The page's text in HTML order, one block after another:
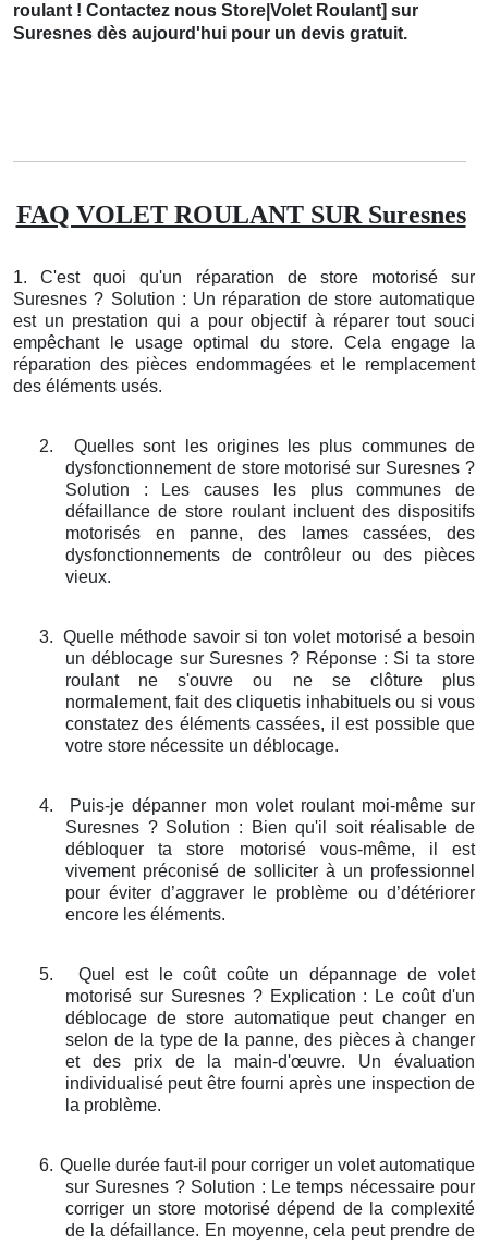
roulant ! Contactez nous Store|Volet Roulant] sur
Suresnes dès aujourd'hui pour un devis gratuit.
FAQ VOLET ROULANT SUR Suresnes
1. C'est quoi qu'un réparation de store motorisé sur
Suresnes ? Solution : Un réparation de store automatique
est un prestation qui a pour objectif à réparer tout souci
empêchant le usage optimal du store. Cela engage la
réparation des pièces endommagées et le remplacement
des éléments usés.
2.
Quelles sont les origines les plus communes de
dysfonctionnement de store motorisé sur Suresnes ?
Solution : Les causes les plus communes de
défaillance de store roulant incluent des dispositifs
motorisés en panne, des lames cassées, des
dysfonctionnements de contrôleur ou des pièces
vieux.
3. Quelle méthode savoir si ton volet motorisé a besoin
un déblocage sur Suresnes ? Réponse : Si ta store
roulant ne s'ouvre ou ne se clôture plus
normalement, fait des cliquetis inhabituels ou si vous
constatez des éléments cassées, il est possible que
votre store nécessite un déblocage.
4.
Puis-je dépanner mon volet roulant moi-même sur
Suresnes ? Solution : Bien qu'il soit réalisable de
débloquer ta store motorisé vous-même, il est
vivement préconisé de solliciter à un professionnel
pour éviter d’aggraver le problème ou d’détériorer
encore les éléments.
5.
Quel est le coût coûte un dépannage de volet
motorisé sur Suresnes ? Explication : Le coût d'un
déblocage de store automatique peut changer en
selon de la type de la panne, des pièces à changer
et des prix de la main-d'œuvre. Un évaluation
individualisé peut être fourni après une inspection de
la problème.
6. Quelle durée faut-il pour corriger un volet automatique
sur Suresnes ? Solution : Le temps nécessaire pour
corriger un store motorisé dépend de la complexité
de la défaillance. En moyenne, cela peut prendre de